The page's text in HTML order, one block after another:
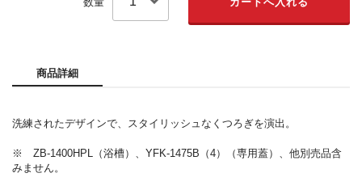
商品詳細
洗練されたデザインで、スタイリッシュなくつろぎを演出。
※ ZB-1400HPL（浴槽）、YFK-1475B（4）（専用蓋）、他別売品含
みません。